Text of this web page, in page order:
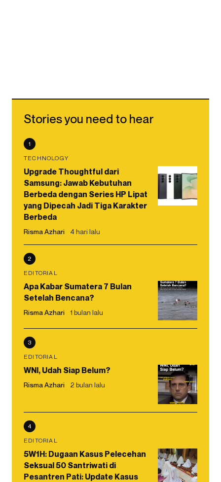
Stories you need to hear
1
TECHNOLOGY
Upgrade Thoughtful dari
Samsung: Jawab Kebutuhan
Berbeda dengan Series HP Lipat
yang Dipecah Jadi Tiga Karakter
Berbeda
Risma Azhari 4 hari lalu
2
EDITORIAL
Apa Kabar Sumatera 7 Bulan
Setelah Bencana?
Risma Azhari 1 bulan lalu
3
EDITORIAL
WNI, Udah Siap Belum?
Risma Azhari 2 bulan lalu
4
EDITORIAL
5W1H: Dugaan Kasus Pelecehan
Seksual 50 Santriwati di
Pesantren Pati: Update Kasus